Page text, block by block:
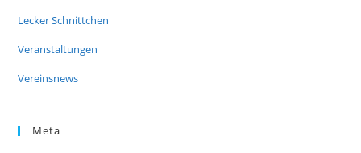
Lecker Schnittchen
Veranstaltungen
Vereinsnews
Meta